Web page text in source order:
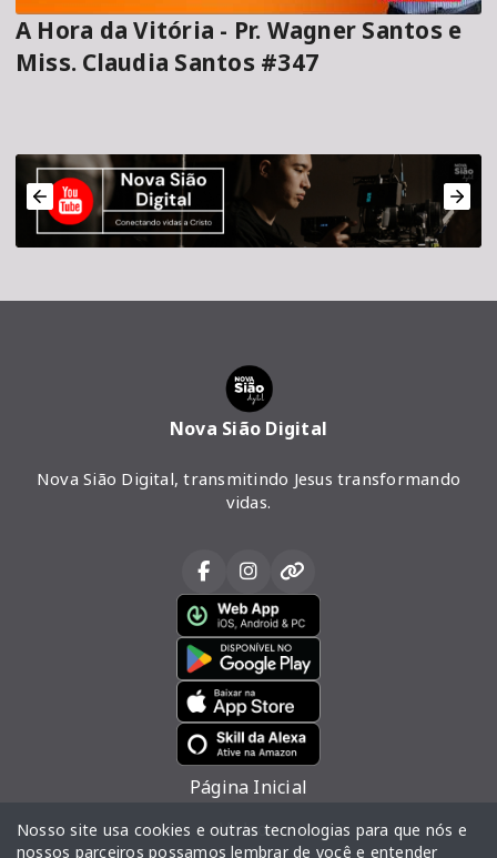
A Hora da Vitória - Pr. Wagner Santos e
Miss. Claudia Santos #347
Nova Sião Digital
Nova Sião Digital, transmitindo Jesus transformando
vidas.
Página Inicial
Vídeos
Nosso site usa cookies e outras tecnologias para que nós e
nossos parceiros possamos lembrar de você e entender